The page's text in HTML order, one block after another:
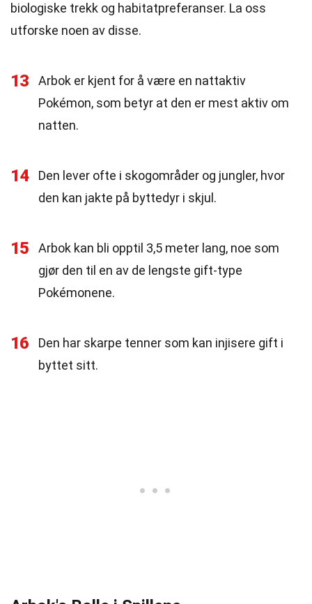
biologiske trekk og habitatpreferanser. La oss
utforske noen av disse.
13
Arbok er kjent for å være en nattaktiv
Pokémon, som betyr at den er mest aktiv om
natten.
14
Den lever ofte i skogområder og jungler, hvor
den kan jakte på byttedyr i skjul.
15
Arbok kan bli opptil 3,5 meter lang, noe som
gjør den til en av de lengste gift-type
Pokémonene.
16
Den har skarpe tenner som kan injisere gift i
byttet sitt.